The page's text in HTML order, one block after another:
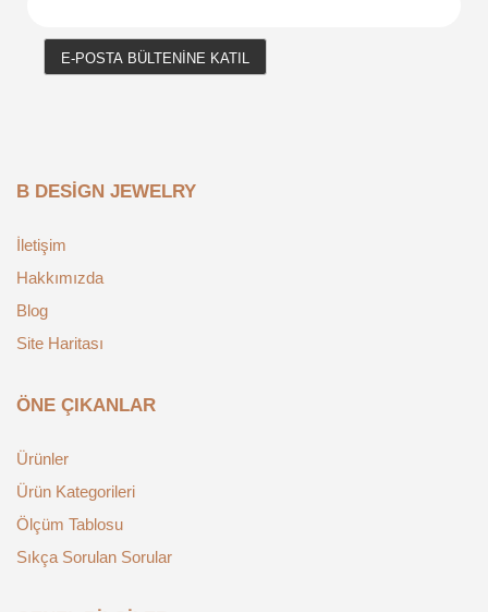
E-POSTA BÜLTENINE KATIL
B DESIGN JEWELRY
İletişim
Hakkımızda
Blog
Site Haritası
ÖNE ÇIKANLAR
Ürünler
Ürün Kategorileri
Ölçüm Tablosu
Sıkça Sorulan Sorular